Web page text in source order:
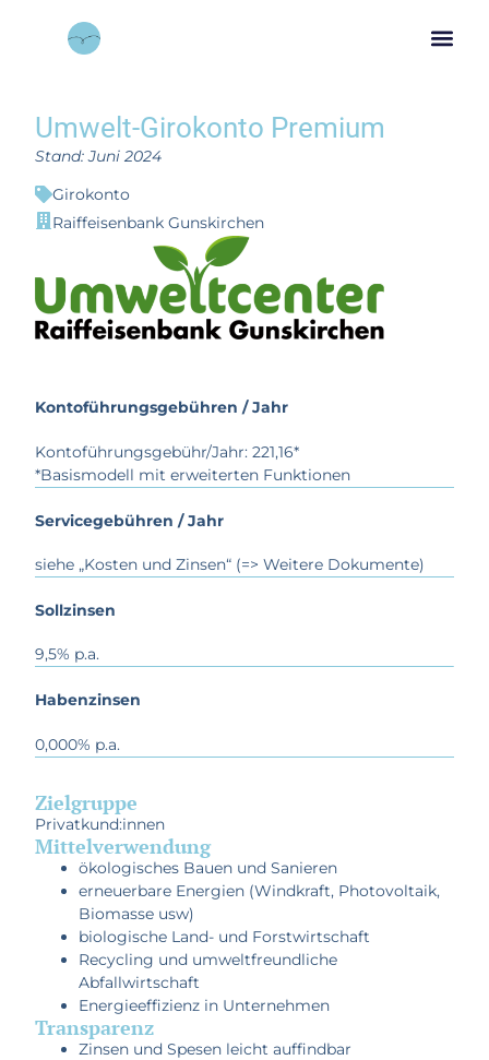
Umwelt-Girokonto Premium
Stand: Juni 2024
Girokonto
Raiffeisenbank Gunskirchen
Kontoführungsgebühren / Jahr
Kontoführungsgebühr/Jahr: 221,16*
*Basismodell mit erweiterten Funktionen
Servicegebühren / Jahr
siehe „Kosten und Zinsen“ (=> Weitere Dokumente)
Sollzinsen
9,5% p.a.
Habenzinsen
0,000% p.a.
Zielgruppe
Privatkund:innen
Mittelverwendung
ökologisches Bauen und Sanieren
erneuerbare Energien (Windkraft, Photovoltaik,
Biomasse usw)
biologische Land- und Forstwirtschaft
Recycling und umweltfreundliche
Abfallwirtschaft
Energieeffizienz in Unternehmen
Transparenz
Zinsen und Spesen leicht auffindbar